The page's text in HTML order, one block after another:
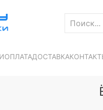
ОПЛАТАДОСТАВКА